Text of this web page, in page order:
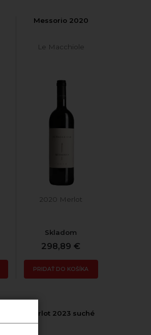
Messorio 2020
Le Macchiole
2020 Merlot
Skladom
298,89 €
PRIDAŤ DO KOŠÍKA
Merlot 2023 suché